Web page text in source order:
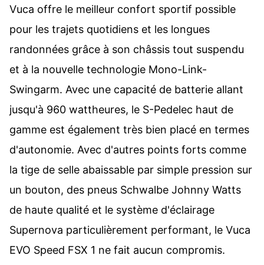
Vuca offre le meilleur confort sportif possible
pour les trajets quotidiens et les longues
randonnées grâce à son châssis tout suspendu
et à la nouvelle technologie Mono-Link-
Swingarm. Avec une capacité de batterie allant
jusqu'à 960 wattheures, le S-Pedelec haut de
gamme est également très bien placé en termes
d'autonomie. Avec d'autres points forts comme
la tige de selle abaissable par simple pression sur
un bouton, des pneus Schwalbe Johnny Watts
de haute qualité et le système d'éclairage
Supernova particulièrement performant, le Vuca
EVO Speed FSX 1 ne fait aucun compromis.